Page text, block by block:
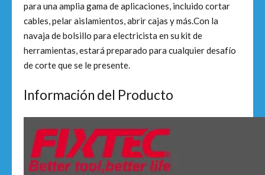
para una amplia gama de aplicaciones, incluido cortar
cables, pelar aislamientos, abrir cajas y más.Con la
navaja de bolsillo para electricista en su kit de
herramientas, estará preparado para cualquier desafío
de corte que se le presente.
Información del Producto